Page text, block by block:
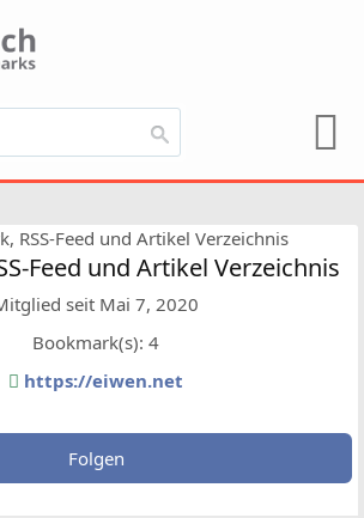
Feed und Artikel Verzeichnis
seit Mai 7, 2020
Bookmark(s): 4
https://eiwen.net
Folgen